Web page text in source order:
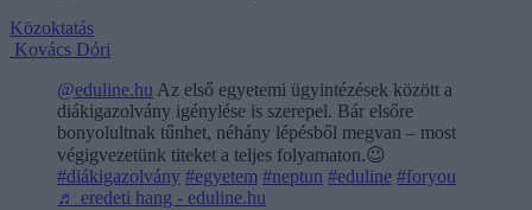
Közoktatás
Kovács Dóri
@eduline.hu Az első egyetemi ügyintézések között a
diákigazolvány igénylése is szerepel. Bár elsőre
bonyolultnak tűnhet, néhány lépésből megvan – most
végigvezetünk titeket a teljes folyamaton.😉
#diákigazolvány #egyetem #neptun #eduline #foryou
♬ eredeti hang - eduline.hu